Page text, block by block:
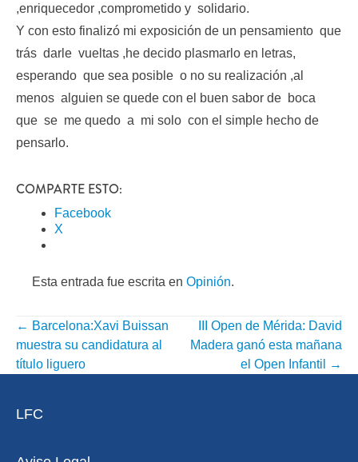
,enriquecedor ,comprometido y solidario.
Y con esto finalizó mi exposición de un pensamiento que
trás darle vueltas ,he decido plasmarlo en letras,
esperando que sea posible o no su realización ,al
menos alguien se quede con el buen sabor de boca
que se me quedo a mi solo con el simple hecho de
pensarlo.
COMPARTE ESTO:
Facebook
X
Esta entrada fue escrita en Opinión.
NAVEGACIÓN
POR
← Barcelona:Xavi Buissan
muestra su candidatura al
título liguero
III Open de Mérida: David
Madera ganó esta mañana
el Open Infantil
→
LFC